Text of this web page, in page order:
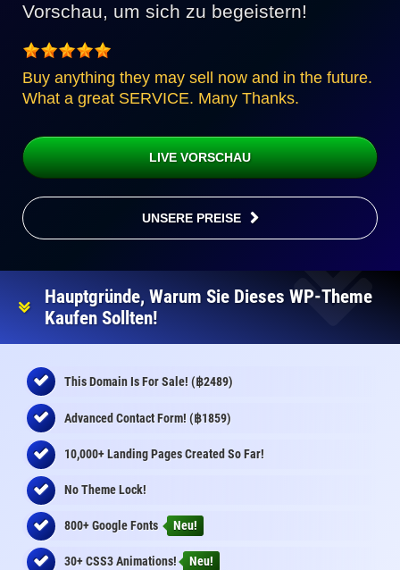
Vorschau, um sich zu begeistern!
Buy anything they may sell now and in the future.
What a great SERVICE. Many Thanks.
LIVE VORSCHAU
UNSERE PREISE
Hauptgründe, Warum Sie Dieses WP-Theme
Kaufen Sollten!
This Domain Is For Sale! (฿2489)
Advanced Contact Form! (฿1859)
10,000+ Landing Pages Created So Far!
No Theme Lock!
800+ Google Fonts Neu!
30+ CSS3 Animations! Neu!